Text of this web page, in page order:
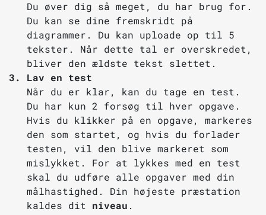
Du øver dig så meget, du har brug for.
Du kan se dine fremskridt på
diagrammer.
Du kan uploade op til 5
tekster. Når dette tal er overskredet,
bliver den ældste tekst slettet.
Lav en test
Når du er klar, kan du tage en test.
Du har kun 2 forsøg til hver opgave.
Hvis du klikker på en opgave, markeres
den som startet, og hvis du forlader
testen, vil den blive markeret som
mislykket.
For at lykkes med en test
skal du udføre alle opgaver med din
målhastighed. Din højeste præstation
kaldes dit niveau .